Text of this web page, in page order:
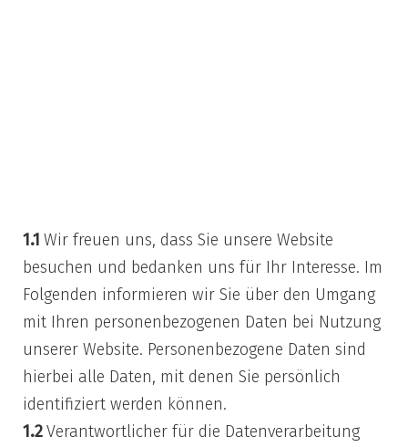
1.1 Wir freuen uns, dass Sie unsere Website
besuchen und bedanken uns für Ihr Interesse. Im
Folgenden informieren wir Sie über den Umgang
mit Ihren personenbezogenen Daten bei Nutzung
unserer Website. Personenbezogene Daten sind
hierbei alle Daten, mit denen Sie persönlich
identifiziert werden können.
1.2Verantwortlicher für die Datenverarbeitung